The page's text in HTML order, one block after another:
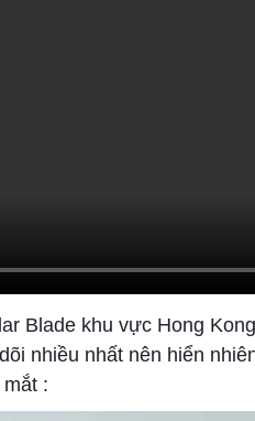
Blade khu vực Hong
nhiều nhất nên hiển
: